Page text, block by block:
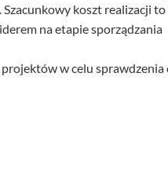
koszt realizacji to
na etapie sporządzania
w celu sprawdzenia